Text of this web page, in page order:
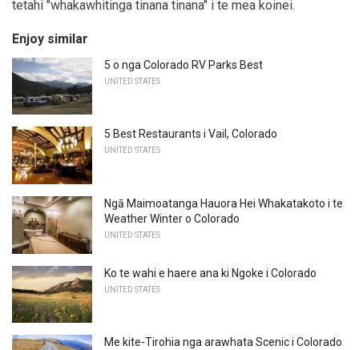
tetahi "whakawhitinga tinana tinana" i te mea koinei.
Enjoy similar
5 o nga Colorado RV Parks Best
UNITED STATES
5 Best Restaurants i Vail, Colorado
UNITED STATES
Ngā Maimoatanga Hauora Hei Whakatakoto i te
Weather Winter o Colorado
UNITED STATES
Ko te wahi e haere ana ki Ngoke i Colorado
UNITED STATES
Me kite-Tirohia nga arawhata Scenic i Colorado